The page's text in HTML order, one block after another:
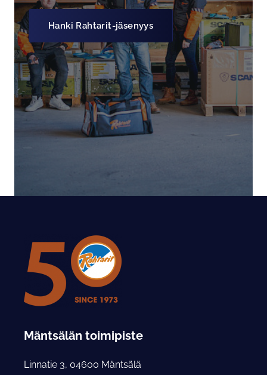
Hanki Rahtarit-jäsenyys
Mäntsälän toimipiste
Linnatie 3, 04600 Mäntsälä